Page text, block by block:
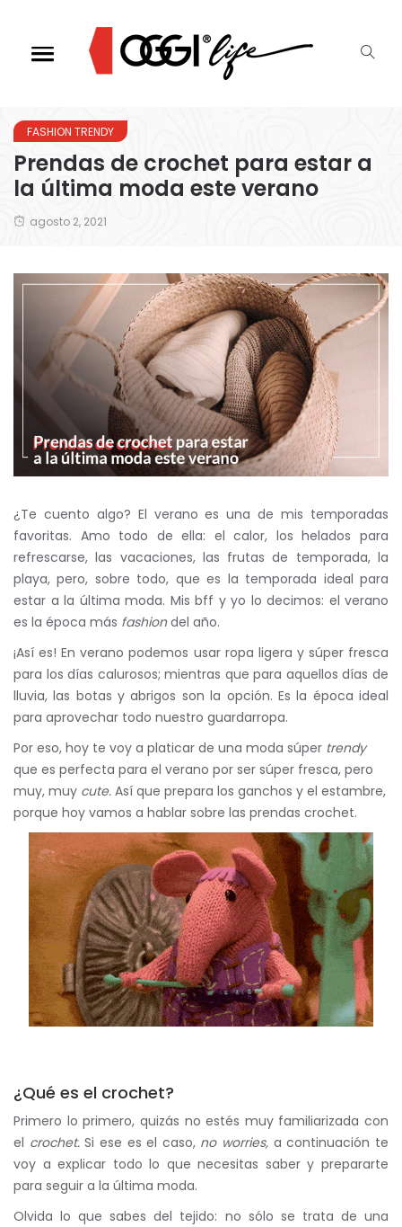
FASHION TRENDY
Prendas de crochet para estar a
la última moda este verano
agosto 2, 2021
¿Te cuento algo? El verano es una de mis temporadas
favoritas. Amo todo de ella: el calor, los helados para
refrescarse, las vacaciones, las frutas de temporada, la
playa, pero, sobre todo, que es la temporada ideal para
estar a la última moda. Mis bff y yo lo decimos: el verano
es la época más fashiondel año.
¡Así es! En verano podemos usar ropa ligera y súper fresca
para los días calurosos; mientras que para aquellos días de
lluvia, las botas y abrigos son la opción. Es la época ideal
para aprovechar todo nuestro guardarropa.
Por eso, hoy te voy a platicar de una moda súper trendy
que es perfecta para el verano por ser súper fresca, pero
muy, muy cute. Así que prepara los ganchos y el estambre,
porque hoy vamos a hablar sobre las prendas crochet.
¿Qué es el crochet?
Primero lo primero, quizás no estés muy familiarizada con
el crochet.Si ese es el caso, no worries, a continuación te
voy a explicar todo lo que necesitas saber y prepararte
para seguir a la última moda.
Olvida lo que sabes del tejido: no sólo se trata de una